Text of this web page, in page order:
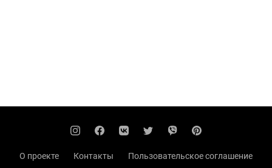
О проекте Контакты
Пользовательское соглашение